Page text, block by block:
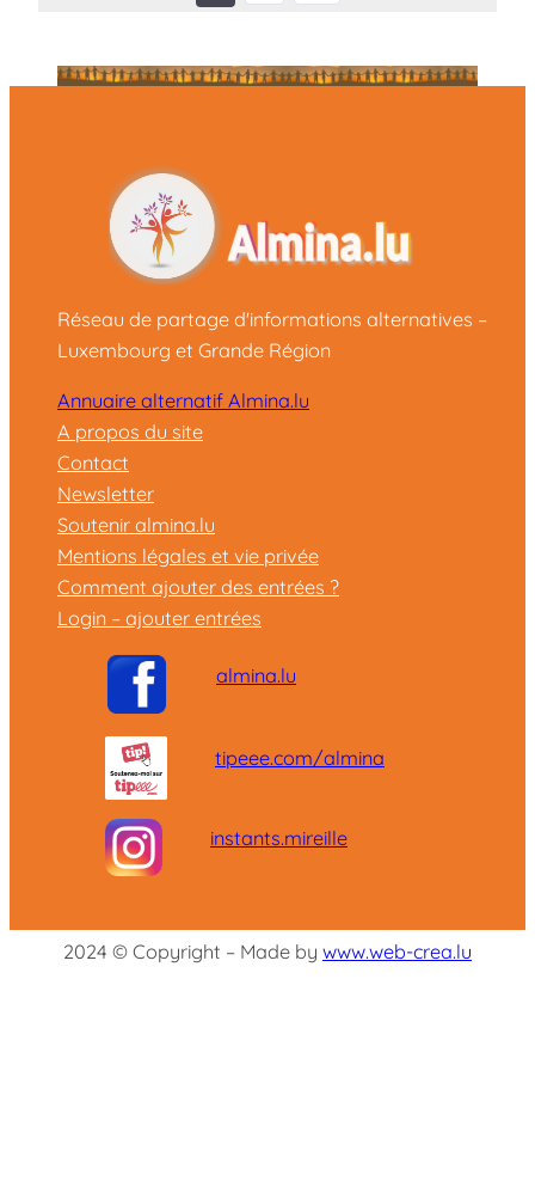
Réseau de partage d'informations alternatives –
Luxembourg et Grande Région
Annuaire alternatif Almina.lu
A propos du site
Contact
Newsletter
Soutenir almina.lu
Mentions légales et vie privée
Comment ajouter des entrées ?
Login – ajouter entrées
almina.lu
tipeee.com/almina
instants.mireille
2024 © Copyright – Made by www.web-crea.lu